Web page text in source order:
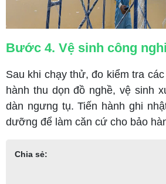
Bước 4. Vệ sinh công
Sau khi chạy thử, đo kiểm tra
hành thu dọn đồ nghề, vệ sinh
dàn ngưng tụ. Tiến hành ghi
dưỡng để làm căn cứ cho bảo
Chia sẻ: